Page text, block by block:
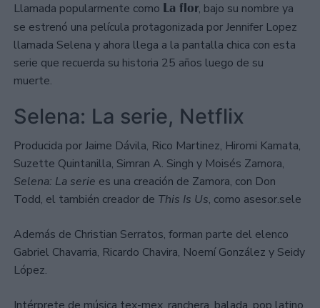
Llamada popularmente como La flor, bajo su nombre ya
se estrenó una película protagonizada por Jennifer Lopez
llamada Selena y ahora llega a la pantalla chica con esta
serie que recuerda su historia 25 años luego de su
muerte.
Selena: La serie, Netflix
Producida por Jaime Dávila, Rico Martinez, Hiromi Kamata,
Suzette Quintanilla, Simran A. Singh y Moisés Zamora,
Selena: La serie es una creación de Zamora, con Don
Todd, el también creador de This Is Us, como asesor.sele
Además de Christian Serratos, forman parte del elenco
Gabriel Chavarria, Ricardo Chavira, Noemí González y Seidy
López.